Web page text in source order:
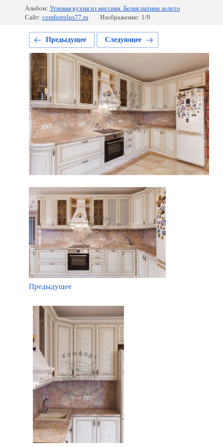
Альбом: Угловая кухня из массива. Белая патина золото
Сайт: comfortplus77.ru Изображение: 1/9
Предыдущее Следующее
Предыдущее